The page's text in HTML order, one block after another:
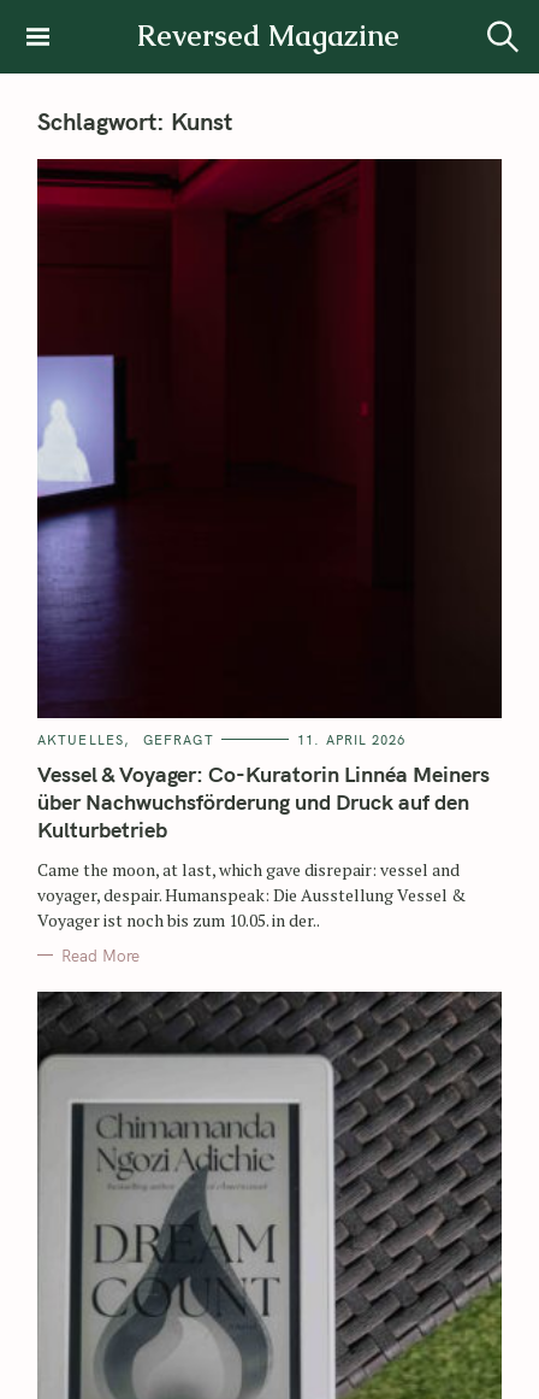
Reversed Magazine
Schlagwort: Kunst
AKTUELLES GEFRAGT 11. APRIL 2026
Vessel & Voyager: Co-Kuratorin Linnéa Meiners
über Nachwuchsförderung und Druck auf den
Kulturbetrieb
Came the moon, at last, which gave disrepair: vessel and
voyager, despair. Humanspeak: Die Ausstellung Vessel &
Voyager ist noch bis zum 10.05. in der..
Read More